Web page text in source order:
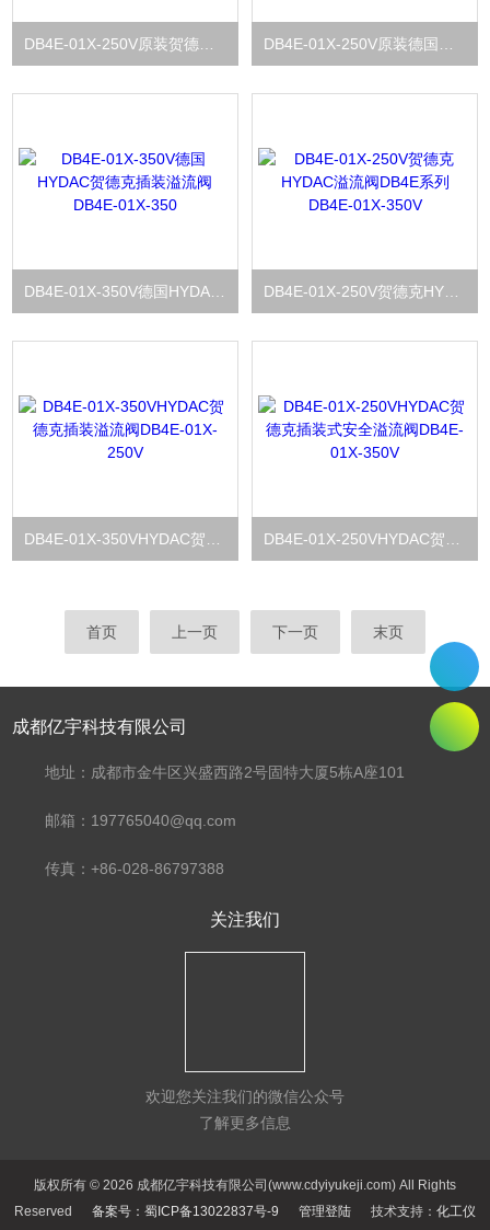
DB4E-01X-350V德国HYDAC贺德克插装溢流阀DB4E-01X-350 DB4E-01X-250V贺德克HYDAC溢流阀DB4E系列DB4E-01X-350V
首页 上一页 下一页 末页
成都亿宇科技有限公司
地址：成都市金牛区兴盛西路2号固特大厦5栋A座101
邮箱：197765040@qq.com
传真：+86-028-86797388
关注我们
欢迎您关注我们的微信公众号
了解更多信息
版权所有 © 2026 成都亿宇科技有限公司(www.cdyiyukeji.com) All Rights
Reserved 备案号：蜀ICP备13022837号-9 管理登陆 技术支持： 化工仪